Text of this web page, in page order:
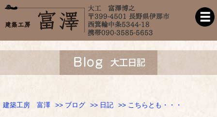
建築工房 富澤 >> ブログ >> 日記 >> こちらとも・・・